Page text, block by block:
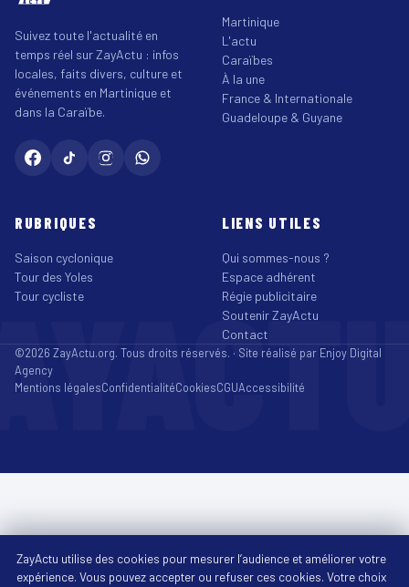
Suivez toute l'actualité en
temps réel sur ZayActu : infos
locales, faits divers, culture et
événements en Martinique et
dans la Caraïbe.
Martinique
L'actu
Caraïbes
À la une
France & Internationale
Guadeloupe & Guyane
RUBRIQUES
Saison cyclonique
Tour des Yoles
Tour cycliste
LIENS UTILES
Qui sommes-nous ?
Espace adhérent
Régie publicitaire
Soutenir ZayActu
Contact
©2026 ZayActu.org. Tous droits réservés. · Site réalisé par Enjoy Digital
Agency
Mentions légalesConfidentialitéCookiesCGUAccessibilité
ZayActu utilise des cookies pour mesurer l’audience et améliorer votre
expérience. Vous pouvez accepter ou refuser ces cookies. Votre choix